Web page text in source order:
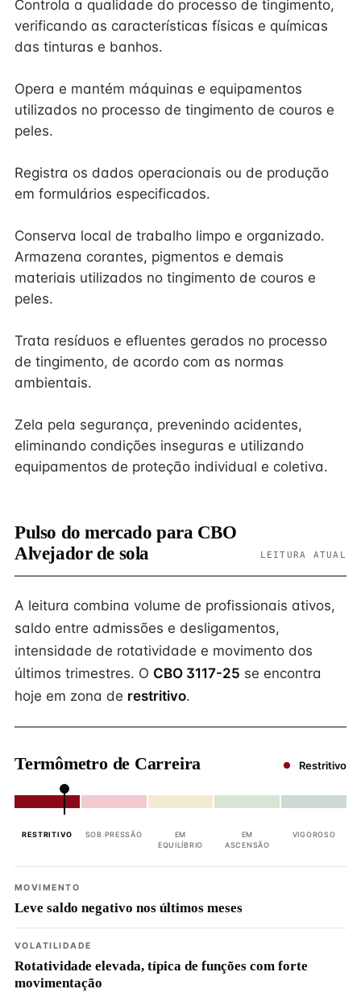
Controla a qualidade do processo de tingimento,
verificando as características físicas e químicas
das tinturas e banhos.
Opera e mantém máquinas e equipamentos
utilizados no processo de tingimento de couros e
peles.
Registra os dados operacionais ou de produção
em formulários especificados.
Conserva local de trabalho limpo e organizado.
Armazena corantes, pigmentos e demais
materiais utilizados no tingimento de couros e
peles.
Trata resíduos e efluentes gerados no processo
de tingimento, de acordo com as normas
ambientais.
Zela pela segurança, prevenindo acidentes,
eliminando condições inseguras e utilizando
equipamentos de proteção individual e coletiva.
Pulso do mercado para CBO
Alvejador de sola
LEITURA ATUAL
A leitura combina volume de profissionais ativos,
saldo entre admissões e desligamentos,
intensidade de rotatividade e movimento dos
últimos trimestres. O CBO 3117-25 se encontra
hoje em zona de restritivo.
Termômetro de Carreira Restritivo
RESTRITIVO SOB PRESSÃO
EM
EQUILÍBRIO
EM
ASCENSÃO
VIGOROSO
MOVIMENTO
Leve saldo negativo nos últimos meses
VOLATILIDADE
Rotatividade elevada, típica de funções com forte
movimentação